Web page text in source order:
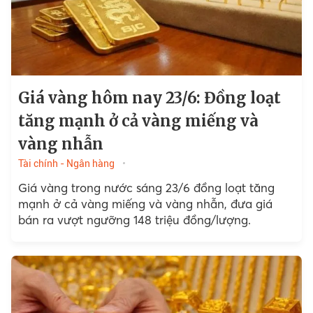
Giá vàng hôm nay 23/6: Đồng loạt
tăng mạnh ở cả vàng miếng và
vàng nhẫn
Tài chính - Ngân hàng
Giá vàng trong nước sáng 23/6 đồng loạt tăng
mạnh ở cả vàng miếng và vàng nhẫn, đưa giá
bán ra vượt ngưỡng 148 triệu đồng/lượng.